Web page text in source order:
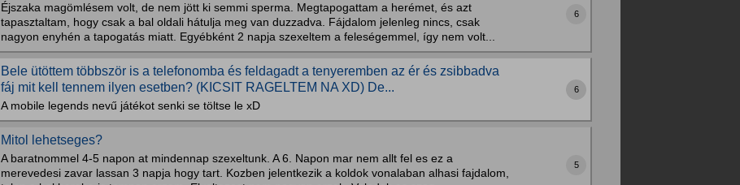
Éjszaka magömlésem volt, de nem jött ki semmi sperma. Megtapogattam a herémet, és azt
tapasztaltam, hogy csak a bal oldali hátulja meg van duzzadva. Fájdalom jelenleg nincs, csak
nagyon enyhén a tapogatás miatt. Egyébként 2 napja szexeltem a feleségemmel, így nem volt...
6
Bele ütöttem többször is a telefonomba és feldagadt a tenyeremben az ér és zsibbadva
fáj mit kell tennem ilyen esetben? (KICSIT RAGELTEM NA XD) De...
A mobile legends nevű játékot senki se töltse le xD
6
Mitol lehetseges?
A baratnommel 4-5 napon at mindennap szexeltunk. A 6. Napon mar nem allt fel es ez a
merevedesi zavar lassan 3 napja hogy tart. Kozben jelentkezik a koldok vonalaban alhasi fajdalom,
5